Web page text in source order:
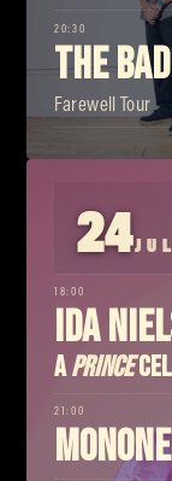
20:30
The
Farewell Tour
24JUL
18:00
Ida
APrince
21:00